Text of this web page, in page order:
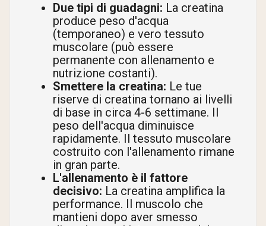
Due tipi di guadagni: La creatina
produce peso d'acqua
(temporaneo) e vero tessuto
muscolare (può essere
permanente con allenamento e
nutrizione costanti).
Smettere la creatina: Le tue
riserve di creatina tornano ai livelli
di base in circa 4-6 settimane. Il
peso dell'acqua diminuisce
rapidamente. Il tessuto muscolare
costruito con l'allenamento rimane
in gran parte.
L'allenamento è il fattore
decisivo: La creatina amplifica la
performance. Il muscolo che
mantieni dopo aver smesso